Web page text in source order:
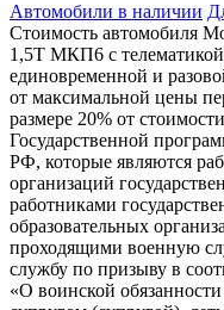
Автомобили в наличии
Стоимость автомобиля
1,5Т МКП6 с телематикой
единовременной и
от максимальной цены
размере 20% от
Государственной
РФ, которые являются
организаций
работниками
образовательных
проходящими военную
службу по призыву в
«О воинской